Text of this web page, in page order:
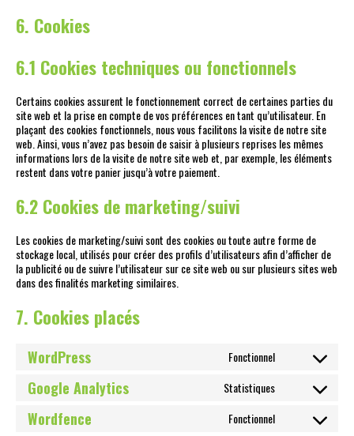
6. Cookies
6.1 Cookies techniques ou fonctionnels
Certains cookies assurent le fonctionnement correct de certaines parties du
site web et la prise en compte de vos préférences en tant qu’utilisateur. En
plaçant des cookies fonctionnels, nous vous facilitons la visite de notre site
web. Ainsi, vous n’avez pas besoin de saisir à plusieurs reprises les mêmes
informations lors de la visite de notre site web et, par exemple, les éléments
restent dans votre panier jusqu’à votre paiement.
6.2 Cookies de marketing/suivi
Les cookies de marketing/suivi sont des cookies ou toute autre forme de
stockage local, utilisés pour créer des profils d’utilisateurs afin d’afficher de
la publicité ou de suivre l’utilisateur sur ce site web ou sur plusieurs sites web
dans des finalités marketing similaires.
7. Cookies placés
WordPress Fonctionnel Consent
service
wordpress
Google Analytics Statistiques Consent
service
google-
Wordfence Fonctionnel Consent